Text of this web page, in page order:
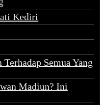
Kediri
Semua Yang
Madiun? Ini